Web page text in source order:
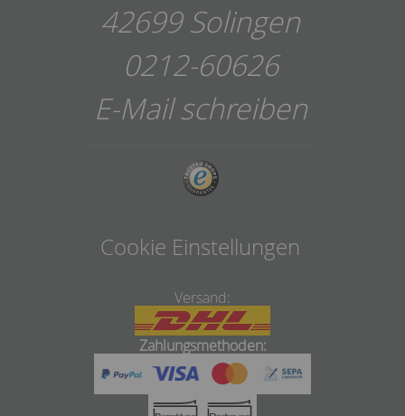
42699 Solingen
0212-60626
E-Mail schreiben
Cookie Einstellungen
Versand:
Zahlungsmethoden: